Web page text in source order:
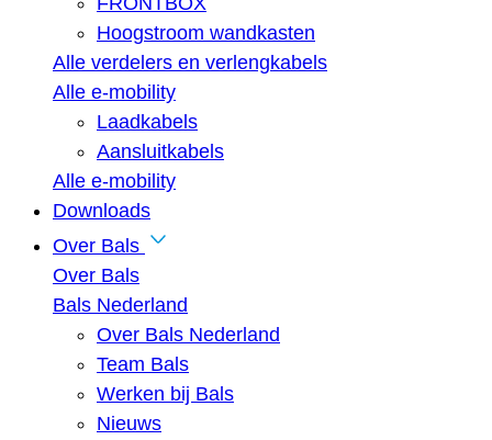
Hoogstroom wandkasten
Alle verdelers en verlengkabels
Alle e-mobility
Laadkabels
Aansluitkabels
Alle e-mobility
Downloads
Over Bals
Over Bals
Bals Nederland
Over Bals Nederland
Team Bals
Werken bij Bals
Nieuws